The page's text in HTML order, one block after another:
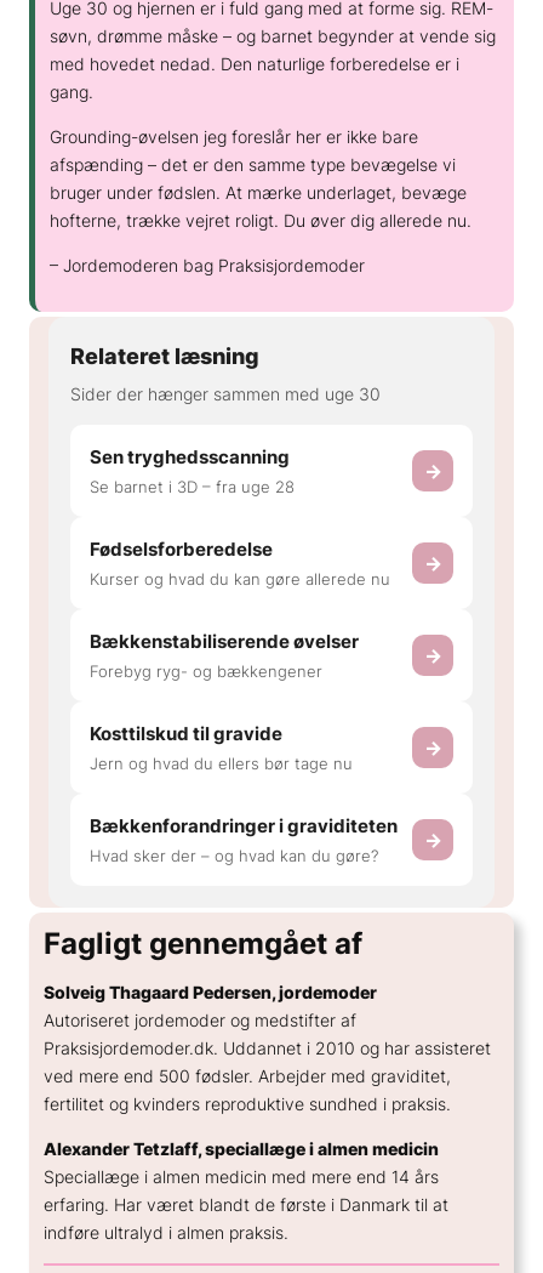
Uge 30 og hjernen er i fuld gang med at forme sig. REM-
søvn, drømme måske – og barnet begynder at vende sig
med hovedet nedad. Den naturlige forberedelse er i
gang.
Grounding-øvelsen jeg foreslår her er ikke bare
afspænding – det er den samme type bevægelse vi
bruger under fødslen. At mærke underlaget, bevæge
hofterne, trække vejret roligt. Du øver dig allerede nu.
– Jordemoderen bag Praksisjordemoder
Relateret læsning
Sider der hænger sammen med uge 30
Sen tryghedsscanning
Se barnet i 3D – fra uge 28
→
Fødselsforberedelse
Kurser og hvad du kan gøre allerede nu
→
Bækkenstabiliserende øvelser
Forebyg ryg- og bækkengener
→
Kosttilskud til gravide
Jern og hvad du ellers bør tage nu
→
Bækkenforandringer i graviditeten
Hvad sker der – og hvad kan du gøre?
→
Fagligt gennemgået af
Solveig Thagaard Pedersen, jordemoder
Autoriseret jordemoder og medstifter af
Praksisjordemoder.dk. Uddannet i 2010 og har assisteret
ved mere end 500 fødsler. Arbejder med graviditet,
fertilitet og kvinders reproduktive sundhed i praksis.
Alexander Tetzlaff, speciallæge i almen medicin
Speciallæge i almen medicin med mere end 14 års
erfaring. Har været blandt de første i Danmark til at
indføre ultralyd i almen praksis.